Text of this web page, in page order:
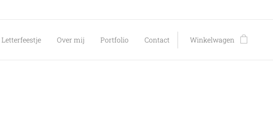
Letterfeestje Over mij Portfolio Contact Winkelwagen